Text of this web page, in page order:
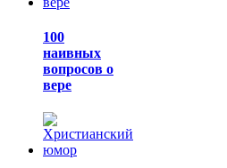
100
наивных
вопросов о
вере